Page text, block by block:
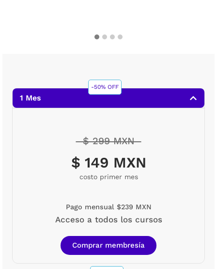
-50% OFF
1 Mes
$ 299 MXN
$ 149 MXN
costo primer mes
Pago mensual $239 MXN
Acceso a todos los cursos
Comprar membresía